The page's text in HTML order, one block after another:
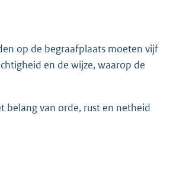
op de begraafplaats moeten vijf
en de wijze, waarop de
belang van orde, rust en netheid